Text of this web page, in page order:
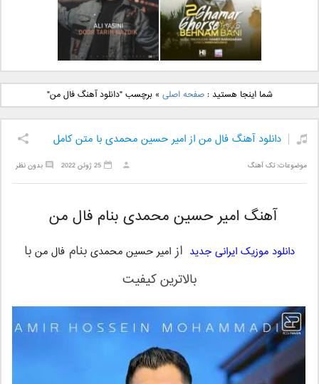
دانلود آهنگ جدید بهنام
بانی بنام قرص قمر 2
دانلود آهنگ جدید علی
یاسینی بنام دورترین نزدیک
شما اینجا هستید :صفحه اصلی »برچسب "دانلود آهنگ فال من"
دانلود آهنگ فال من از امیر حسین محمدی با متن کامل
موضوعات:تک آهنگ بدون نظر 25 ژوئن 2022
آهنگ امیر حسین محمدی بنام فال من
دانلود موزیک ایرانی جدید از امیر حسین محمدی بنام فال من با
بالاترین کیفیت